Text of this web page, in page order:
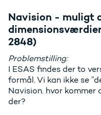
Navision - muligt
dimensionsværdier
2848)
Problemstilling:
I ESAS findes der to
formål. Vi kan ikke se
Navision. hvor
der?